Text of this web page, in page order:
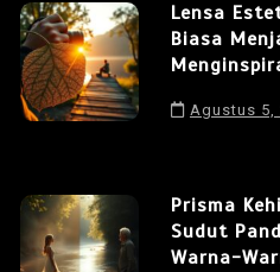
Lensa
Biasa
Agustus 5,
Prisma
Sudut
Warna-